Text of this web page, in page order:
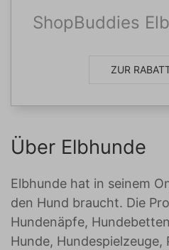
ZUR
Über Elbhunde
Elbhunde hat in seinem
den Hund braucht. Die
Hundenäpfe,
Hunde,